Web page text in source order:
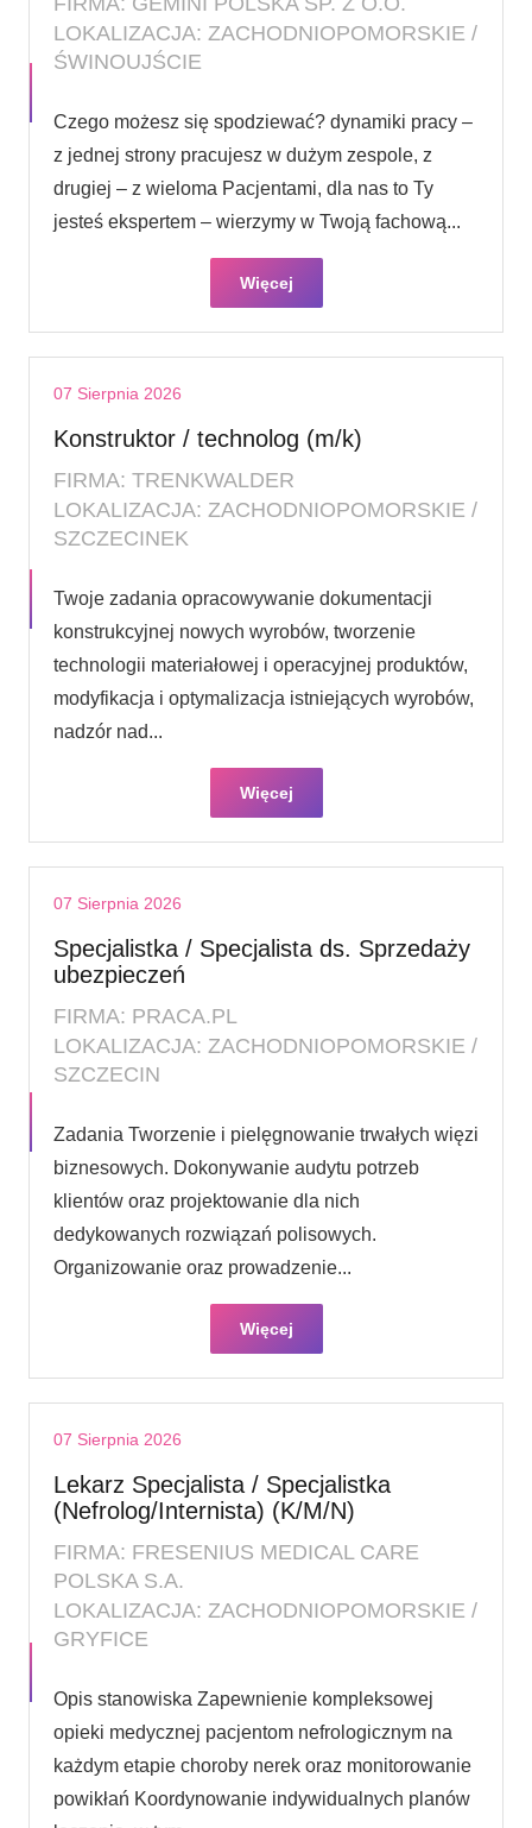
LOKALIZACJA: ZACHODNIOPOMORSKIE /
ŚWINOUJŚCIE
Czego możesz się spodziewać? dynamiki pracy –
z jednej strony pracujesz w dużym zespole, z
drugiej – z wieloma Pacjentami, dla nas to Ty
jesteś ekspertem – wierzymy w Twoją fachową...
Więcej
07 Sierpnia 2026
Konstruktor / technolog (m/k)
FIRMA: TRENKWALDER
LOKALIZACJA: ZACHODNIOPOMORSKIE /
SZCZECINEK
Twoje zadania opracowywanie dokumentacji
konstrukcyjnej nowych wyrobów, tworzenie
technologii materiałowej i operacyjnej produktów,
modyfikacja i optymalizacja istniejących wyrobów,
nadzór nad...
Więcej
07 Sierpnia 2026
Specjalistka / Specjalista ds. Sprzedaży
ubezpieczeń
FIRMA: PRACA.PL
LOKALIZACJA: ZACHODNIOPOMORSKIE /
SZCZECIN
Zadania Tworzenie i pielęgnowanie trwałych więzi
biznesowych. Dokonywanie audytu potrzeb
klientów oraz projektowanie dla nich
dedykowanych rozwiązań polisowych.
Organizowanie oraz prowadzenie...
Więcej
07 Sierpnia 2026
Lekarz Specjalista / Specjalistka
(Nefrolog/Internista) (K/M/N)
FIRMA: FRESENIUS MEDICAL CARE
POLSKA S.A.
LOKALIZACJA: ZACHODNIOPOMORSKIE /
GRYFICE
Opis stanowiska Zapewnienie kompleksowej
opieki medycznej pacjentom nefrologicznym na
każdym etapie choroby nerek oraz monitorowanie
powikłań Koordynowanie indywidualnych planów